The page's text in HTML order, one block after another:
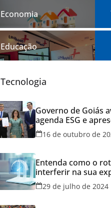
Economia
Educação
Tecnologia
Governo de Goiás
agenda ESG e
resultados do
16 de outubro de
Entenda como o
interferir na sua
online
29 de julho de 2024